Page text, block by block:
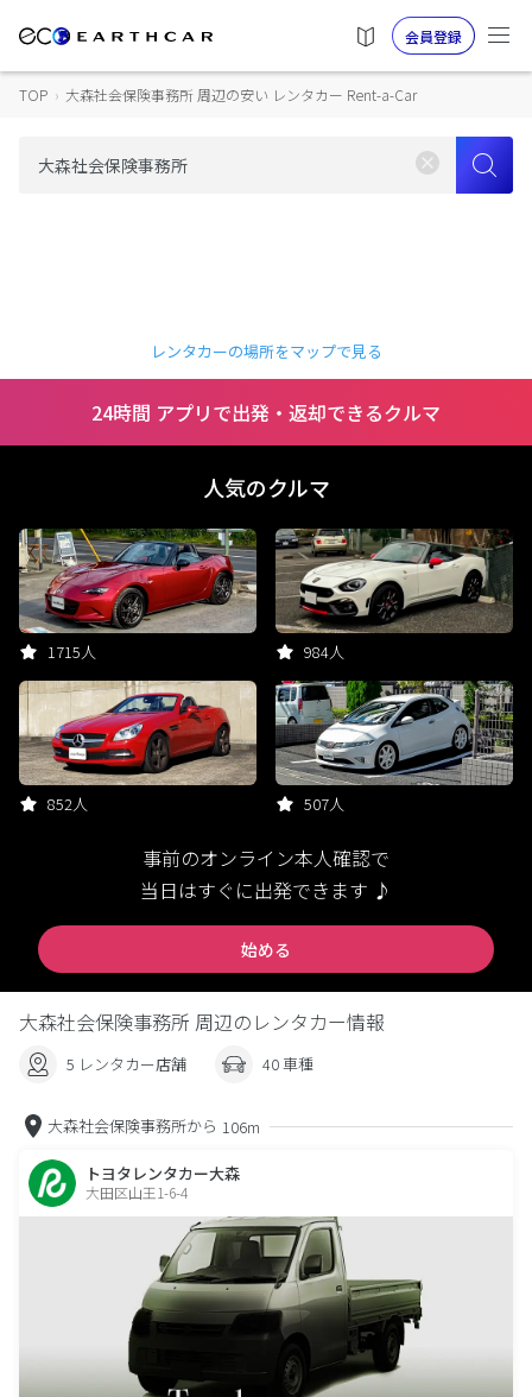
会員登録
TOP › 大森社会保険事務所 周辺の安い レンタカー Rent-a-Car
レンタカーの場所をマップで見る
24時間 アプリで出発・返却できるクルマ
人気のクルマ
1715人 984人
852人 507人
事前のオンライン本人確認で
当日はすぐに出発できます ♪
始める
大森社会保険事務所 周辺のレンタカー情報
5 レンタカー店舗 40 車種
大森社会保険事務所から 106m
トヨタレンタカー大森
大田区山王1-6-4